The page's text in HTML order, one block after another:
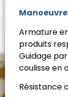
Armature
produits
Guidage
coulisse en
Résistance